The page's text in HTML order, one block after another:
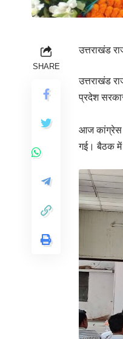
SHARE
उत्तराखंड
उत्तराखंड
प्रदेश
आज कांग्रेस
गई। बैठक में